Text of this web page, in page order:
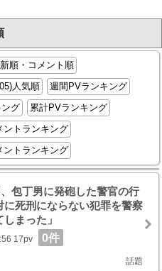
順・コメント順
人気順
週間PVランキング
グ
累計PVランキング
ントランキング
ントランキング
包丁男に発砲した警官の行
に死刑にならない犯罪を警察
まった」
17pv 0件
話題